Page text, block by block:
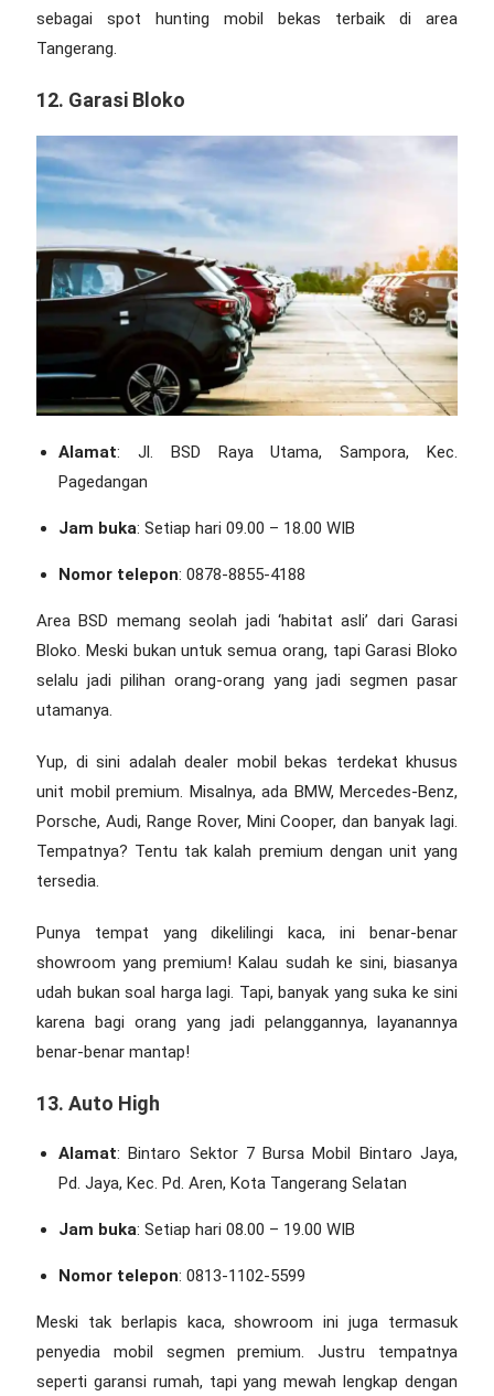
sebagai spot hunting mobil bekas terbaik di area
Tangerang.
12. Garasi Bloko
Alamat: Jl. BSD Raya Utama, Sampora, Kec.
Pagedangan
Jam buka: Setiap hari 09.00 – 18.00 WIB
Nomor telepon: 0878-8855-4188
Area BSD memang seolah jadi ‘habitat asli’ dari Garasi
Bloko. Meski bukan untuk semua orang, tapi Garasi Bloko
selalu jadi pilihan orang-orang yang jadi segmen pasar
utamanya.
Yup, di sini adalah dealer mobil bekas terdekat khusus
unit mobil premium. Misalnya, ada BMW, Mercedes-Benz,
Porsche, Audi, Range Rover, Mini Cooper, dan banyak lagi.
Tempatnya? Tentu tak kalah premium dengan unit yang
tersedia.
Punya tempat yang dikelilingi kaca, ini benar-benar
showroom yang premium! Kalau sudah ke sini, biasanya
udah bukan soal harga lagi. Tapi, banyak yang suka ke sini
karena bagi orang yang jadi pelanggannya, layanannya
benar-benar mantap!
13. Auto High
Alamat: Bintaro Sektor 7 Bursa Mobil Bintaro Jaya,
Pd. Jaya, Kec. Pd. Aren, Kota Tangerang Selatan
Jam buka: Setiap hari 08.00 – 19.00 WIB
Nomor telepon: 0813-1102-5599
Meski tak berlapis kaca, showroom ini juga termasuk
penyedia mobil segmen premium. Justru tempatnya
seperti garansi rumah, tapi yang mewah lengkap dengan